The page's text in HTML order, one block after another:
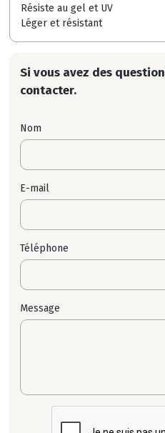
Résiste au gel et UV
Léger et résistant
Si vous avez des
contacter.
Nom
E-mail
Téléphone
Message